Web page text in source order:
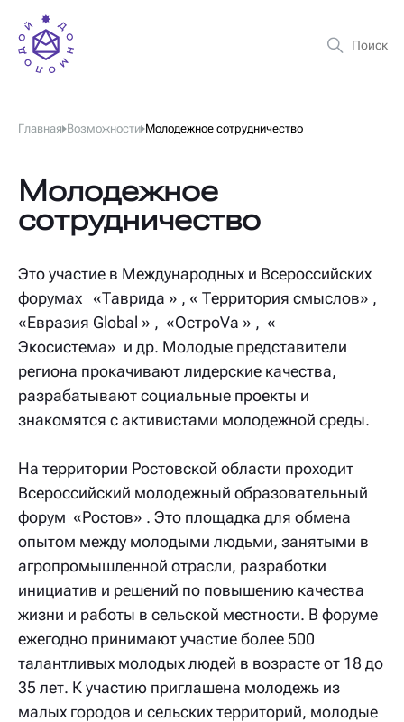
Главная Возможности Молодежное сотрудничество
Молодежное
сотрудничество
Это участие в Международных и Всероссийских
форумах «Таврида » , « Территория смыслов» ,
«Евразия Global » , «ОстроVа » , «
Экосистема» и др. Молодые представители
региона прокачивают лидерские качества,
разрабатывают социальные проекты и
знакомятся с активистами молодежной среды.
На территории Ростовской области проходит
Всероссийский молодежный образовательный
форум «Ростов» . Это площадка для обмена
опытом между молодыми людьми, занятыми в
агропромышленной отрасли, разработки
инициатив и решений по повышению качества
жизни и работы в сельской местности. В форуме
ежегодно принимают участие более 500
талантливых молодых людей в возрасте от 18 до
35 лет. К участию приглашена молодежь из
малых городов и сельских территорий, молодые